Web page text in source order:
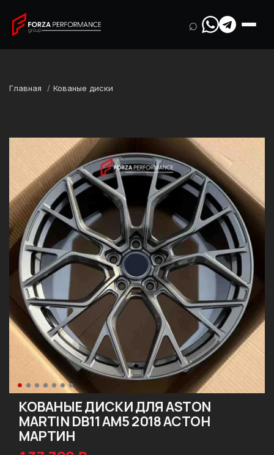
⌕
Главная Кованые диски
КОВАНЫЕ ДИСКИ ДЛЯ ASTON
MARTIN DB11 AM5 2018 АСТОН
МАРТИН
Марка
Aston Martin